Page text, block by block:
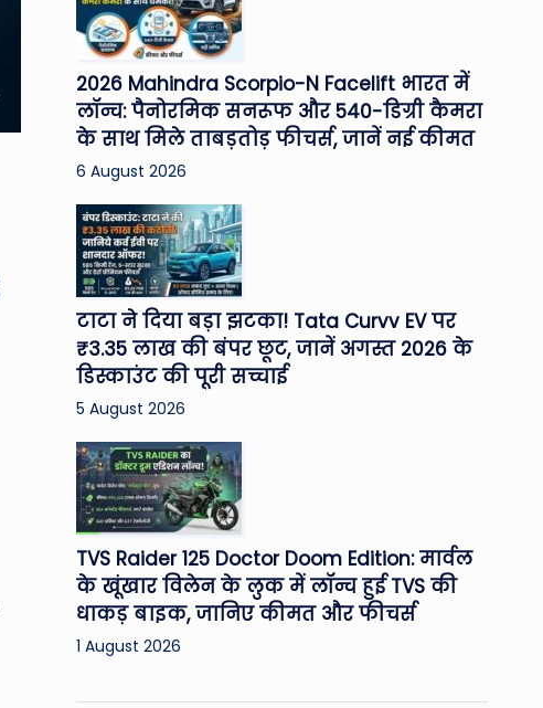
2026 Mahindra Scorpio-N Facelift भारत में
लॉन्च: पैनोरमिक सनरूफ और 540-डिग्री कैमरा
के साथ मिले ताबड़तोड़ फीचर्स, जानें नई कीमत
6 August 2026
टाटा ने दिया बड़ा झटका! Tata Curvv EV पर
₹3.35 लाख की बंपर छूट, जानें अगस्त 2026 के
डिस्काउंट की पूरी सच्चाई
5 August 2026
TVS Raider 125 Doctor Doom Edition: मार्वल
के खूंखार विलेन के लुक में लॉन्च हुई TVS की
धाकड़ बाइक, जानिए कीमत और फीचर्स
1 August 2026